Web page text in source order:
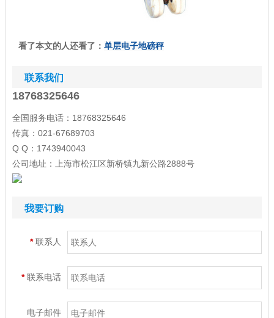
看了本文的人还看了： 单层电子地磅秤
联系我们
18768325646
全国服务电话：18768325646
传真：021-67689703
Q Q：1743940043
公司地址：上海市松江区新桥镇九新公路2888号
我要订购
*联系人
*联系电话
电子邮件